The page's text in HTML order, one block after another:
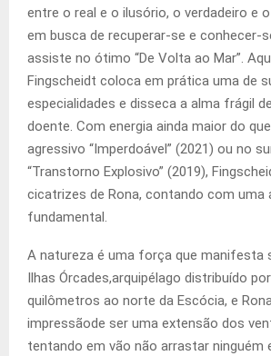
entre o real e o ilusório, o verdadeiro e
em busca de recuperar-se e conhecer-
assiste no ótimo “De Volta ao Mar”.
Fingscheidt coloca em prática uma de
especialidades e disseca a alma frágil
doente. Com energia ainda maior do
agressivo “Imperdoável” (2021) ou no
“Transtorno Explosivo” (2019),
cicatrizes de Rona, contando com uma
fundamental.
A natureza é uma força que manifesta
Ilhas Órcades,arquipélago distribuído
quilômetros ao norte da Escócia, e
impressãode ser uma extensão dos
tentando em vão não arrastar ninguém